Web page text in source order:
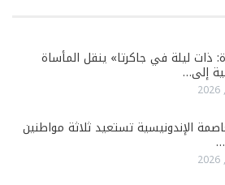
ذات ليلة في جاكرتا» ينقل المأساة
إلى…
الإندونيسية تستعيد ثلاثة مواطنين